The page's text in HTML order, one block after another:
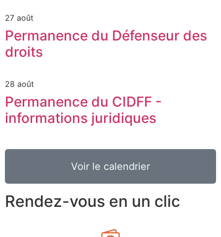
27 août
Permanence du Défenseur des
droits
28 août
Permanence du CIDFF -
informations juridiques
Voir le calendrier
Rendez-vous en un clic